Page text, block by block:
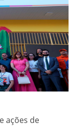
ações de